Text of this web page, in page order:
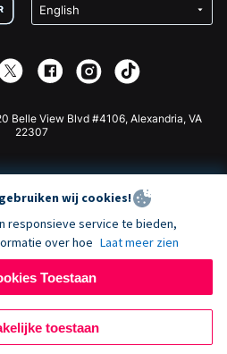
Belle View Blvd #4106, Alexandria, VA
22307
wij cookies!
responsieve service te bieden,
over hoe Laat meer zien
Toestaan
toestaan